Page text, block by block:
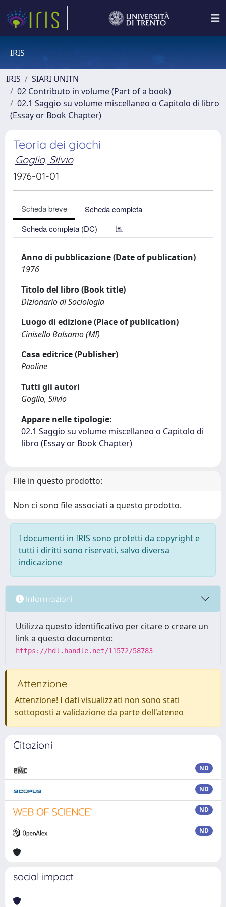
IRIS
IRIS
SIARI UNITN
02 Contributo in volume (Part of a book)
02.1 Saggio su volume miscellaneo o Capitolo di libro
(Essay or Book Chapter)
Teoria dei giochi
Goglio, Silvio
1976-01-01
Scheda breve
Scheda completa
Scheda completa (DC)
Anno di pubblicazione (Date of publication)
1976
Titolo del libro (Book title)
Dizionario di Sociologia
Luogo di edizione (Place of publication)
Cinisello Balsamo (MI)
Casa editrice (Publisher)
Paoline
Tutti gli autori
Goglio, Silvio
Appare nelle tipologie:
02.1 Saggio su volume miscellaneo o Capitolo di
libro (Essay or Book Chapter)
File in questo prodotto:
Non ci sono file associati a questo prodotto.
I documenti in IRIS sono protetti da copyright e
tutti i diritti sono riservati, salvo diversa
indicazione
Informazioni
Utilizza questo identificativo per citare o creare un
link a questo documento:
https://hdl.handle.net/11572/58783
Attenzione
Attenzione! I dati visualizzati non sono stati
sottoposti a validazione da parte dell'ateneo
Citazioni
ND
ND
ND
ND
social impact